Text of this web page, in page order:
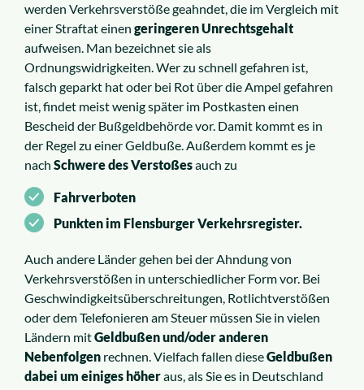
werden Verkehrsverstöße geahndet, die im Vergleich mit
einer Straftat einen geringeren Unrechtsgehalt
aufweisen. Man bezeichnet sie als
Ordnungswidrigkeiten. Wer zu schnell gefahren ist,
falsch geparkt hat oder bei Rot über die Ampel gefahren
ist, findet meist wenig später im Postkasten einen
Bescheid der Bußgeldbehörde vor. Damit kommt es in
der Regel zu einer Geldbuße. Außerdem kommt es je
nach Schwere des Verstoßesauch zu
Fahrverboten
Punkten im Flensburger Verkehrsregister.
Auch andere Länder gehen bei der Ahndung von
Verkehrsverstößen in unterschiedlicher Form vor. Bei
Geschwindigkeitsüberschreitungen, Rotlichtverstößen
oder dem Telefonieren am Steuer müssen Sie in vielen
Ländern mitGeldbußen und/oder anderen
Nebenfolgen rechnen. Vielfach fallen dieseGeldbußen
dabei um einiges höheraus, als Sie es in Deutschland